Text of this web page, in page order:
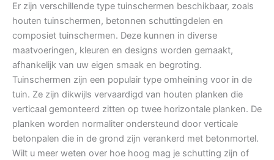
Er zijn verschillende type tuinschermen beschikbaar, zoals
houten tuinschermen, betonnen schuttingdelen en
composiet tuinschermen. Deze kunnen in diverse
maatvoeringen, kleuren en designs worden gemaakt,
afhankelijk van uw eigen smaak en begroting.
Tuinschermen zijn een populair type omheining voor in de
tuin. Ze zijn dikwijls vervaardigd van houten planken die
verticaal gemonteerd zitten op twee horizontale planken. De
planken worden normaliter ondersteund door verticale
betonpalen die in de grond zijn verankerd met betonmortel.
Wilt u meer weten over hoe hoog mag je schutting zijn of